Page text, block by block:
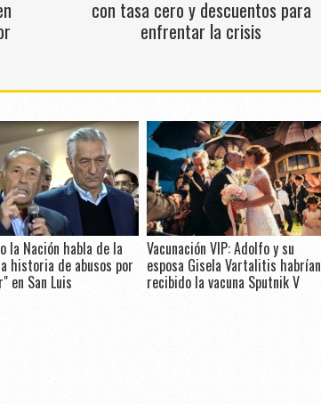
con tasa cero y descuentos para
enfrentar la crisis
la Nación habla de la
historia de abusos por
en San Luis
Vacunación VIP: Adolfo y su
esposa Gisela Vartalitis habrían
recibido la vacuna Sputnik V